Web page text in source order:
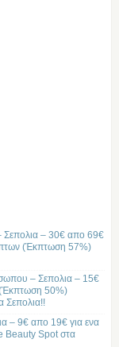
– 30€ απο 69€
(Έκπτωση 57%)
– Σεπολια – 15€
50%)
Σεπολια!!
– 9€ απο 19€ για ενα
Beauty Spot στα